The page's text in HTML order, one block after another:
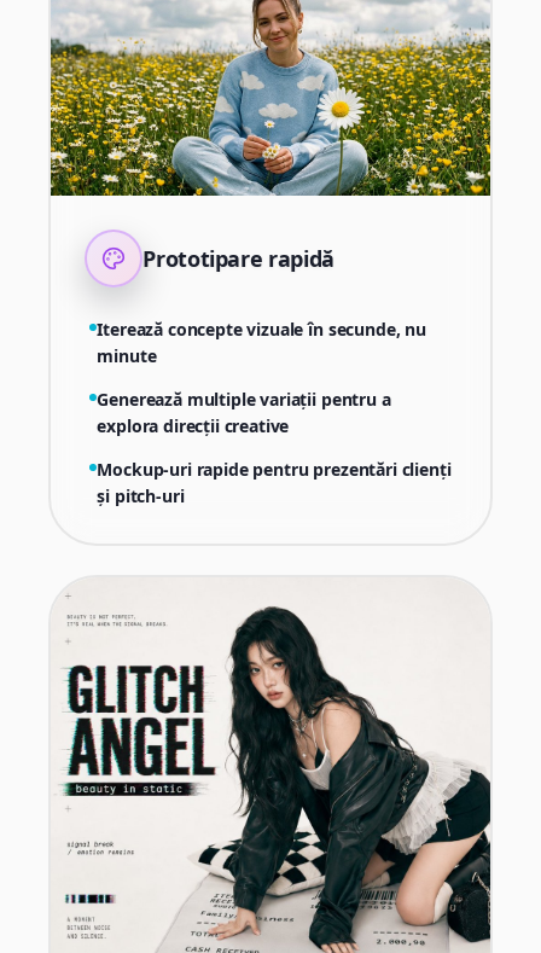
Prototipare rapidă
Iterează concepte vizuale în secunde, nu
minute
Generează multiple variații pentru a
explora direcții creative
Mockup-uri rapide pentru prezentări clienți
și pitch-uri